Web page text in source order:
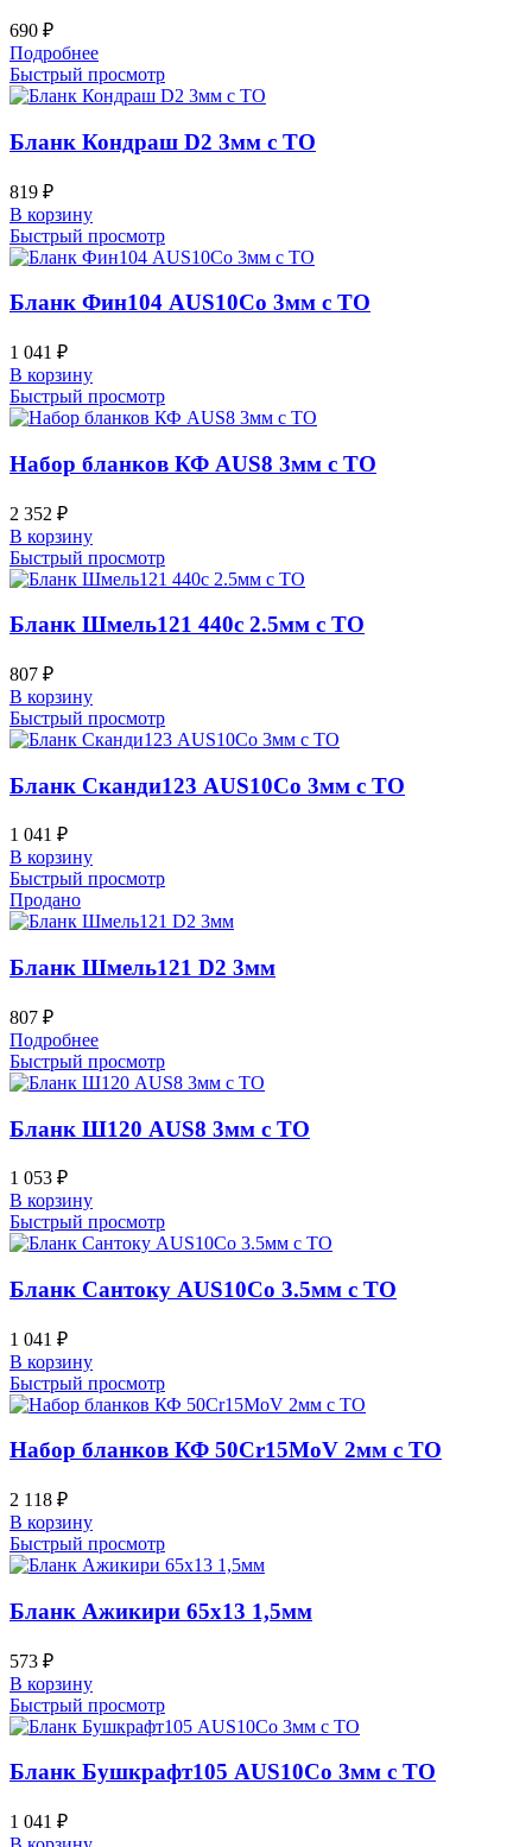
690 ₽
Подробнее
Быстрый просмотр
Бланк Кондраш D2 3мм с ТО
819 ₽
В корзину
Быстрый просмотр
Бланк Фин104 AUS10Co 3мм с ТО
1 041 ₽
В корзину
Быстрый просмотр
Набор бланков КФ AUS8 3мм с ТО
2 352 ₽
В корзину
Быстрый просмотр
Бланк Шмель121 440c 2.5мм с ТО
807 ₽
В корзину
Быстрый просмотр
Бланк Сканди123 AUS10Co 3мм с ТО
1 041 ₽
В корзину
Быстрый просмотр
Продано
Бланк Шмель121 D2 3мм
807 ₽
Подробнее
Быстрый просмотр
Бланк Ш120 AUS8 3мм с ТО
1 053 ₽
В корзину
Быстрый просмотр
Бланк Сантоку AUS10Co 3.5мм с ТО
1 041 ₽
В корзину
Быстрый просмотр
Набор бланков КФ 50Cr15MoV 2мм с ТО
2 118 ₽
В корзину
Быстрый просмотр
Бланк Ажикири 65х13 1,5мм
573 ₽
В корзину
Быстрый просмотр
Бланк Бушкрафт105 AUS10Co 3мм с ТО
1 041 ₽